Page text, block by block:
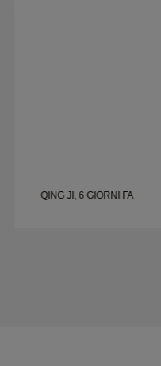
QING JI, 6 GIORNI FA